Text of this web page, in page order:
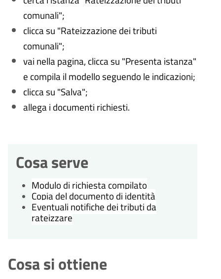
comunali";
clicca su "Rateizzazione dei tributi
comunali";
vai nella pagina, clicca su "Presenta istanza"
e compila il modello seguendo le indicazioni;
clicca su "Salva";
allega i documenti richiesti.
Cosa serve
Modulo di richiesta compilato
Copia del documento di identità
Eventuali notifiche dei tributi da
rateizzare
Cosa si ottiene